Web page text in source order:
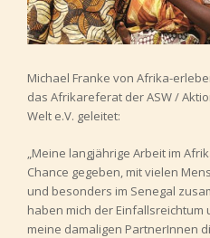
Michael Franke von Afrika-
das Afrikareferat der ASW /
Welt e.V. geleitet:
„Meine langjährige Arbeit im
Chance gegeben, mit vielen
und besonders im Senegal
haben mich der
meine damaligen PartnerInnen